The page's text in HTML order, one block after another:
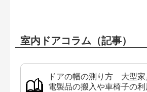
室内ドアコラム（記事）
ドアの幅の測り方 大型家
電製品の搬入や車椅子の